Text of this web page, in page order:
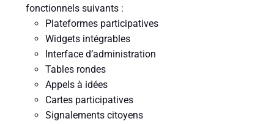
fonctionnels suivants :
Plateformes participatives
Widgets intégrables
Interface d’administration
Tables rondes
Appels à idées
Cartes participatives
Signalements citoyens